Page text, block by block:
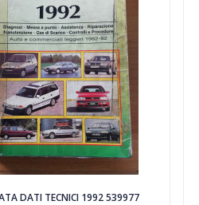
DATI TECNICI 1992 539977